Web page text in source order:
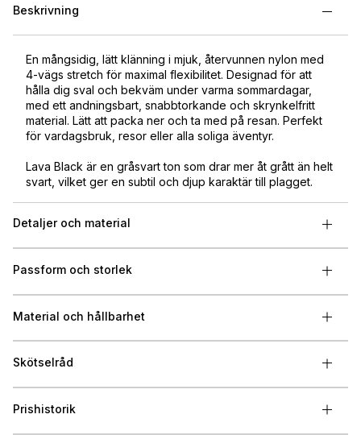
Beskrivning
En mångsidig, lätt klänning i mjuk, återvunnen nylon med
4-vägs stretch för maximal flexibilitet. Designad för att
hålla dig sval och bekväm under varma sommardagar,
med ett andningsbart, snabbtorkande och skrynkelfritt
material. Lätt att packa ner och ta med på resan. Perfekt
för vardagsbruk, resor eller alla soliga äventyr.
Lava Black är en gråsvart ton som drar mer åt grått än helt
svart, vilket ger en subtil och djup karaktär till plagget.
Detaljer och material
Passform och storlek
Material och hållbarhet
Skötselråd
Prishistorik